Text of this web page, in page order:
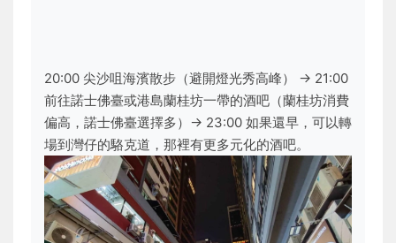
20:00 尖沙咀海濱散步（避開燈光秀高峰） → 21:00
前往諾士佛臺或港島蘭桂坊一帶的酒吧（蘭桂坊消費
偏高，諾士佛臺選擇多）→ 23:00 如果還早，可以轉
場到灣仔的駱克道，那裡有更多元化的酒吧。